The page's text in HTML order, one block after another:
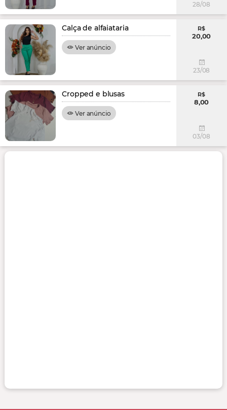
28/08
Calça de alfaiataria
Ver anúncio
R$
20,00
23/08
Cropped e blusas
Ver anúncio
R$
8,00
03/08